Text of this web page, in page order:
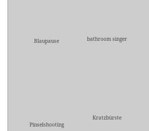
Blaupause bathroom singer
Pinselshooting
Kratzbürste